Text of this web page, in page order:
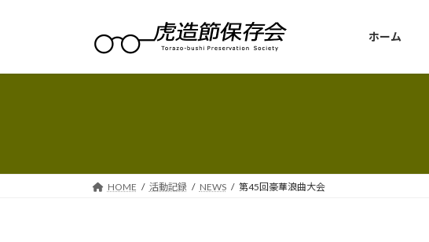
プ
動
ホーム
HOME 活動記録 NEWS 第45回豪華浪曲大会